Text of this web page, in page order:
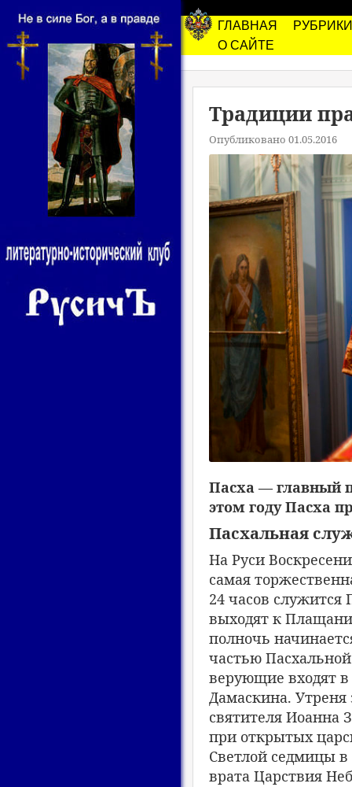
ГЛАВНАЯ
РУБРИКИ
О САЙТЕ
Традиции
Опубликовано 01.05.2016
Пасха — главный
этом году Пасха
Пасхальная
На Руси
самая
24 часов
выходят к
полночь
частью
верующие входят в
Дамаскина. Утреня
святителя Иоанна
при открытых
Светлой седмицы в
врата Царствия